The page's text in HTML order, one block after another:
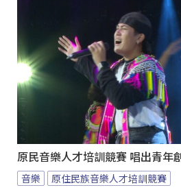
原民音樂人才培訓競賽 唱出青年
音樂 原住民族音樂人才培訓競賽